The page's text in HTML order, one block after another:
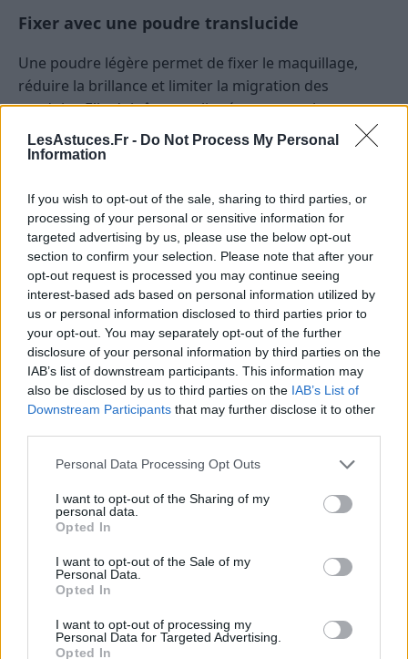
LesAstuces.Fr - Do Not Process My Personal
Information
If you wish to opt-out of the sale, sharing to third parties, or
processing of your personal or sensitive information for
targeted advertising by us, please use the below opt-out
section to confirm your selection. Please note that after your
opt-out request is processed you may continue seeing
interest-based ads based on personal information utilized by
us or personal information disclosed to third parties prior to
your opt-out. You may separately opt-out of the further
disclosure of your personal information by third parties on the
IAB’s list of downstream participants. This information may
also be disclosed by us to third parties on the IAB’s List of
Downstream Participants that may further disclose it to other
Personal Data Processing Opt Outs
I want to opt-out of the Sharing of my
personal data.
Opted In
I want to opt-out of the Sale of my
Personal Data.
Opted In
I want to opt-out of processing my
Personal Data for Targeted Advertising.
Opted In
Fixer avec une poudre translucide
Une poudre légère permet de fixer le maquillage,
réduire la brillance et limiter la migration des
produits. Elle doit être appliquée avec un pinceau
propre, en tapotant doucement.
maquillage qui respecte la peau à
tendance acnéique
Ne pas partager ses outils de maquillage
Les pinceaux, éponges ou applicateurs doivent être
nettoyés régulièrement pour éviter la prolifération
des bactéries, qui peuvent aggraver l’acné.
Retirer le maquillage en fin de journée
Un démaquillage minutieux, avec un produit doux,
est indispensable pour éviter l’accumulation de
résidus et de sébum. Mieux vaut privilégier une
double étape : démaquillant doux puis nettoyage
avec un gel ou une mousse adaptée.
Limiter le maquillage sur les zones à risque
Si vous avez une acné prononcée sur certaines zones
du visage, il peut être judicieux de limiter le
maquillage ou d’utiliser des produits très légers sur